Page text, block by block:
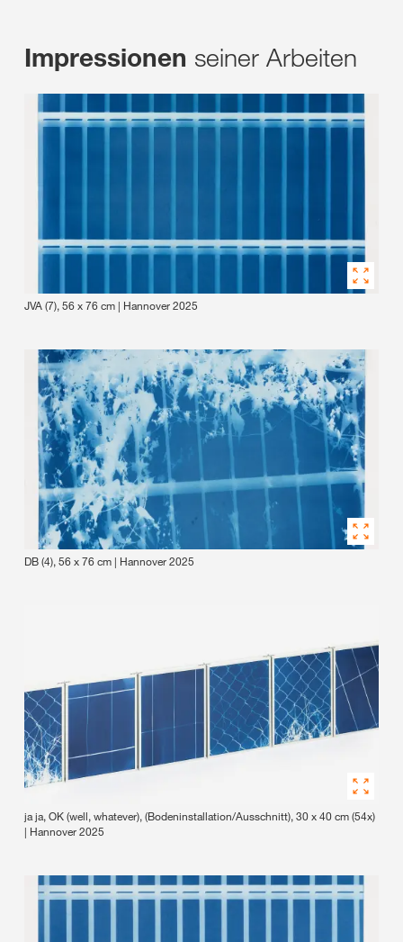
Impressionen seiner Arbeiten
JVA (7), 56 x 76 cm | Hannover 2025
DB (4), 56 x 76 cm | Hannover 2025
ja ja, OK (well, whatever), (Bodeninstallation/Ausschnitt), 30 x 40 cm (54x)
| Hannover 2025